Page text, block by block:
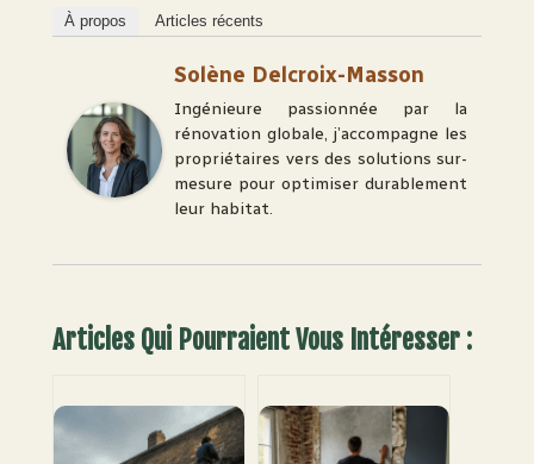
À propos Articles récents
Solène Delcroix-Masson
Ingénieure passionnée par la
rénovation globale, j’accompagne les
propriétaires vers des solutions sur-
mesure pour optimiser durablement
leur habitat.
Articles Qui Pourraient Vous Intéresser :